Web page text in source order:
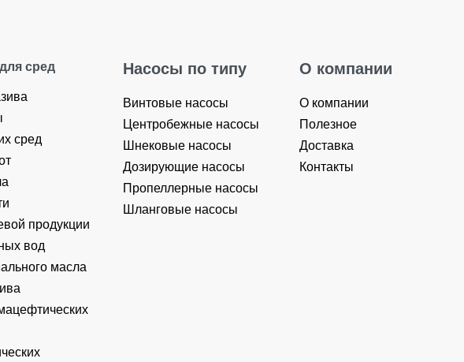
сред
сред
продукции
вод
масла
Насосы по типу
Винтовые насосы
Центробежные насосы
Шнековые насосы
Дозирующие насосы
Пропеллерные насосы
Шланговые насосы
О компании
О компании
Полезное
Доставка
Контакты